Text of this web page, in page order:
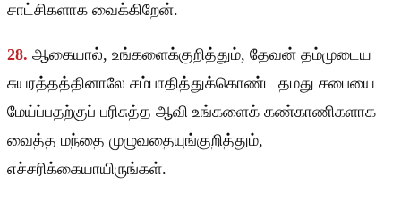
சாட்சிகளாக வைக்கிறேன்.
28. ஆகையால், உங்களைக்குறித்தும், தேவன் தம்முடைய
சுயரத்தத்தினாலே சம்பாதித்துக்கொண்ட தமது சபையை
மேய்ப்பதற்குப் பரிசுத்த ஆவி உங்களைக் கண்காணிகளாக
வைத்த மந்தை முழுவதையுங்குறித்தும்,
எச்சரிக்கையாயிருங்கள்.